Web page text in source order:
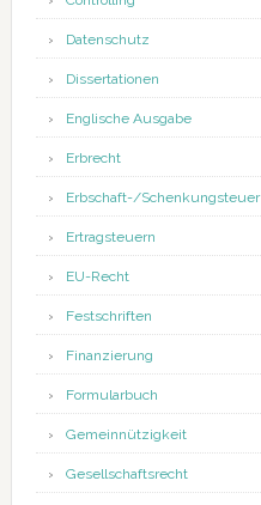
Datenschutz
Dissertationen
Englische Ausgabe
Erbrecht
Erbschaft-/Schenkungsteuer
Ertragsteuern
EU-Recht
Festschriften
Finanzierung
Formularbuch
Gemeinnützigkeit
Gesellschaftsrecht